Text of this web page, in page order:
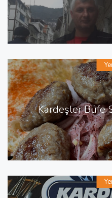
Kardeşler Büfe